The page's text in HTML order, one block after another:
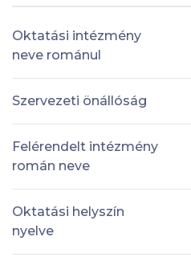
Oktatási intézmény
neve románul
Szervezeti önállóság
Felérendelt intézmény
román neve
Oktatási helyszín
nyelve